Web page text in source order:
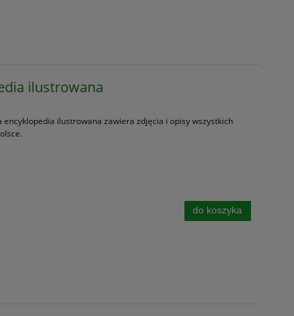
ilustrowana
ilustrowana zawiera zdjęcia i opisy wszystkich
do koszyka